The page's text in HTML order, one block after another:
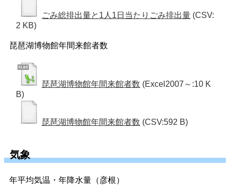
ごみ総排出量と1人1日当たりごみ排出量 (CSV:
2 KB)
琵琶湖博物館年間来館者数
琵琶湖博物館年間来館者数 (Excel2007～:10 K
B)
琵琶湖博物館年間来館者数 (CSV:592 B)
気象
年平均気温・年降水量（彦根）